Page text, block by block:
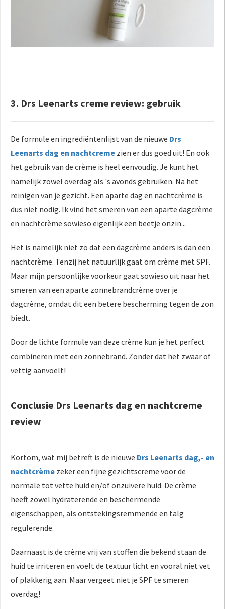
3. Drs Leenarts creme review: gebruik
De formule en ingrediëntenlijst van de nieuwe Drs
Leenarts dag en nachtcreme zien er dus goed uit! En ook
het gebruik van de crème is heel eenvoudig. Je kunt het
namelijk zowel overdag als 's avonds gebruiken. Na het
reinigen van je gezicht. Een aparte dag en nachtcrème is
dus niet nodig. Ik vind het smeren van een aparte dagcrème
en nachtcrème sowieso eigenlijk een beetje onzin...
Het is namelijk niet zo dat een dagcrème anders is dan een
nachtcrème. Tenzij het natuurlijk gaat om crème met SPF.
Maar mijn persoonlijke voorkeur gaat sowieso uit naar het
smeren van een aparte zonnebrandcrème over je
dagcrème, omdat dit een betere bescherming tegen de zon
biedt.
Door de lichte formule van deze crème kun je het perfect
combineren met een zonnebrand. Zonder dat het zwaar of
vettig aanvoelt!
Conclusie Drs Leenarts dag en nachtcreme
review
Kortom, wat mij betreft is de nieuwe Drs Leenarts dag,- en
nachtcrème zeker een fijne gezichtscreme voor de
normale tot vette huid en/of onzuivere huid. De crème
heeft zowel hydraterende en beschermende
eigenschappen, als ontstekingsremmende en talg
regulerende.
Daarnaast is de crème vrij van stoffen die bekend staan de
huid te irriteren en voelt de textuur licht en vooral niet vet
of plakkerig aan. Maar vergeet niet je SPF te smeren
overdag!